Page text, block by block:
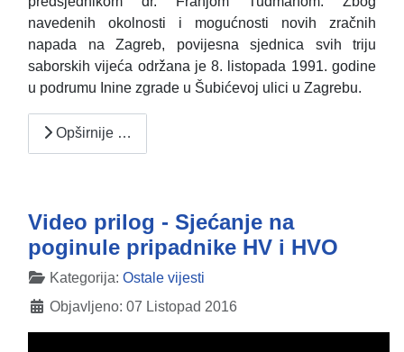
navedenih okolnosti i mogućnosti novih zračnih
napada na Zagreb, povijesna sjednica svih triju
saborskih vijeća održana je 8. listopada 1991. godine
u podrumu Inine zgrade u Šubićevoj ulici u Zagrebu.
Opširnije …
Video prilog - Sjećanje na
poginule pripadnike HV i HVO
DetaljiKategorija: Ostale vijesti
Objavljeno: 07 Listopad 2016